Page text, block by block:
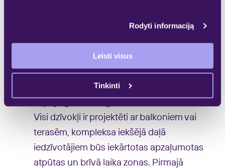
Rodyti informaciją
Leisti visus
Tinkinti
“Viltekta” veidotajā projektā tiks iekārtoti
no 25 kv. m līdz 102 kv. m platībā dzīvokļi.
Kompleksa iekšējā daļā tiks iekārtoti 24
nestandarta divstāvu mājokļi ar
individuāliem britu stila iekšpagalmiem ar
Visi dzīvokļi ir projektēti ar balkoniem vai
terasēm, kompleksa iekšējā daļā
iedzīvotājiem būs iekārtotas apzaļumotas
atpūtas un brīvā laika zonas. Pirmajā